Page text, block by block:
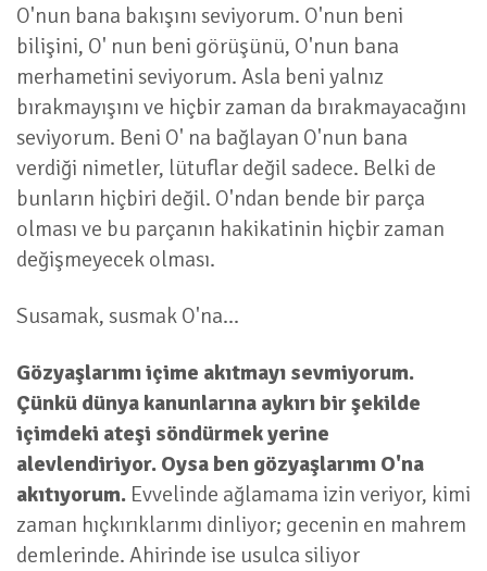
O'nun bana bakışını seviyorum. O'nun beni
bilişini, O' nun beni görüşünü, O'nun bana
merhametini seviyorum. Asla beni yalnız
bırakmayışını ve hiçbir zaman da bırakmayacağını
seviyorum. Beni O' na bağlayan O'nun bana
verdiği nimetler, lütuflar değil sadece. Belki de
bunların hiçbiri değil. O'ndan bende bir parça
olması ve bu parçanın hakikatinin hiçbir zaman
değişmeyecek olması.
Susamak, susmak O'na...
Gözyaşlarımı içime akıtmayı sevmiyorum.
Çünkü dünya kanunlarına aykırı bir şekilde
içimdeki ateşi söndürmek yerine
alevlendiriyor. Oysa ben gözyaşlarımı O'na
akıtıyorum. Evvelinde ağlamama izin veriyor, kimi
zaman hıçkırıklarımı dinliyor; gecenin en mahrem
demlerinde. Ahirinde ise usulca siliyor